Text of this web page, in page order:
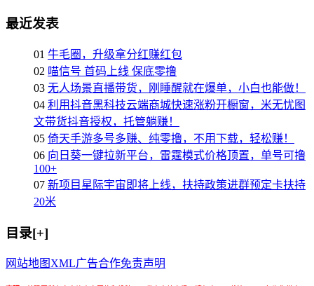
最近发表
01 牛毛圈，升级拿分红赚红包
02 喵信号 首码上线 保底零撸
03 无人场景直播带货，刚睡醒就在爆单，小白也能做！
04 利用抖音黑科技云端商城快速涨粉开橱窗，米无忧图
文带货抖音授权，托管躺赚！
05 倚天手游多号多赚、纯零撸，不用下载，轻松赚！
06 向日葵一键拉新平台，雷霆模式价格顶置，单号可撸
100+
07 新项目星际宇宙即将上线，扶持政策进群预定卡扶持
20米
目录[+]
网站地图 XML广告合作免责声明